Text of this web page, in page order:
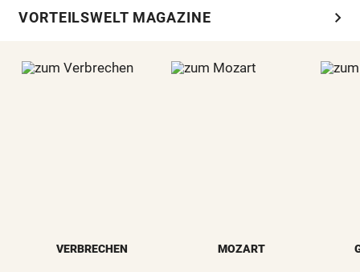
VORTEILSWELT MAGAZINE chevron_right
VERBRECHEN MOZART